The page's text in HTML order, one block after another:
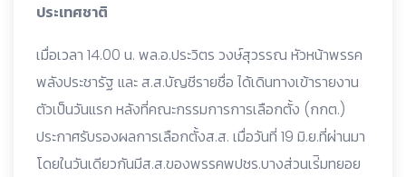
ประเทศชาติ
เมื่อเวลา 14.00 น. พล.อ.ประวิตร วงษ์สุวรรณ หัวหน้าพรรค
พลังประชารัฐ และ ส.ส.บัญชีรายชื่อ ได้เดินทางเข้ารายงาน
ตัวเป็นวันแรก หลังที่คณะกรรมการการเลือกตั้ง (กกต.)
ประกาศรับรองผลการเลือกตั้งส.ส. เมื่อวันที่ 19 มิ.ย.ที่ผ่านมา
โดยในวันเดียวกันมีส.ส.ของพรรคพปชร.บางส่วนเร่ิมทยอย